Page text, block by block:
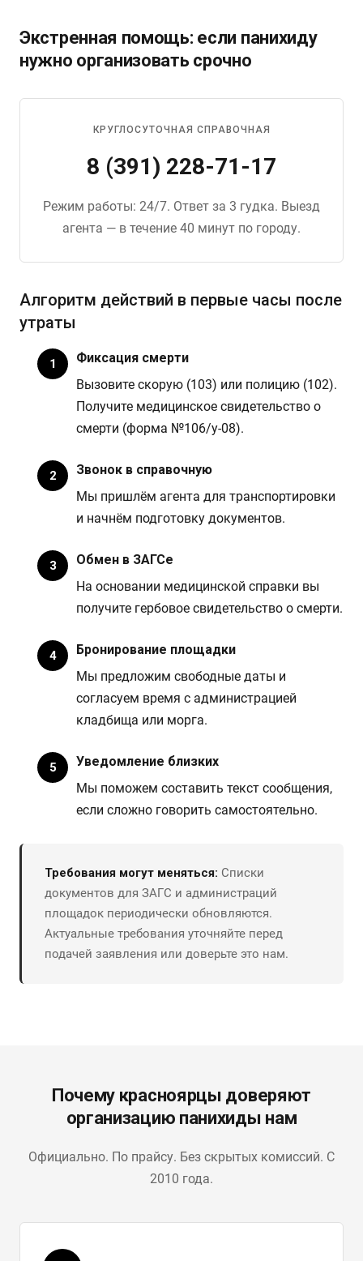
Экстренная помощь: если панихиду
нужно организовать срочно
КРУГЛОСУТОЧНАЯ СПРАВОЧНАЯ
8 (391) 228-71-17
Режим работы: 24/7. Ответ за 3 гудка. Выезд
агента — в течение 40 минут по городу.
Алгоритм действий в первые часы после
утраты
Фиксация смерти
Вызовите скорую (103) или полицию (102).
Получите медицинское свидетельство о
смерти (форма №106/у-08).
Звонок в справочную
Мы пришлём агента для транспортировки
и начнём подготовку документов.
Обмен в ЗАГСе
На основании медицинской справки вы
получите гербовое свидетельство о смерти.
Бронирование площадки
Мы предложим свободные даты и
согласуем время с администрацией
кладбища или морга.
Уведомление близких
Мы поможем составить текст сообщения,
если сложно говорить самостоятельно.
Требования могут меняться: Списки
документов для ЗАГС и администраций
площадок периодически обновляются.
Актуальные требования уточняйте перед
подачей заявления или доверьте это нам.
Почему красноярцы доверяют
организацию панихиды нам
Официально. По прайсу. Без скрытых комиссий. С
2010 года.